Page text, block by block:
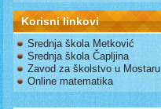
Korisni linkovi
Srednja škola Metković
Srednja škola Čapljina
Zavod za školstvo u Mostaru
Online matematika